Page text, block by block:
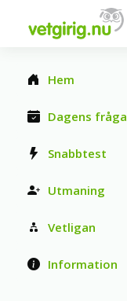
Hem
Dagens fråga
Snabbtest
Utmaning
Vetligan
Information